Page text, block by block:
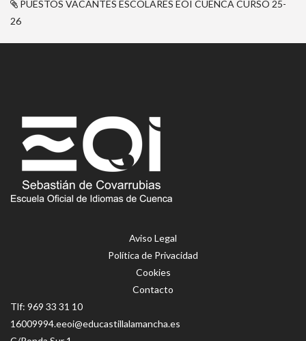
PUESTOS VACANTES ESCOLARES EOI CUENCA CURSO 25-
26
Aviso Legal
Política de Privacidad
Cookies
Contacto
Tlf: 969 33 31 10
16009994.eeoi@educastillalamancha.es